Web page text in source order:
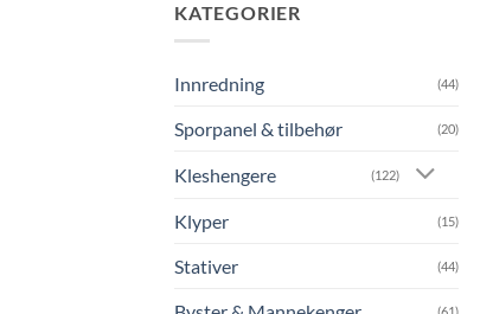
KATEGORIER
Innredning (44)
Sporpanel & tilbehør (20)
Kleshengere (122)
Klyper (15)
Stativer (44)